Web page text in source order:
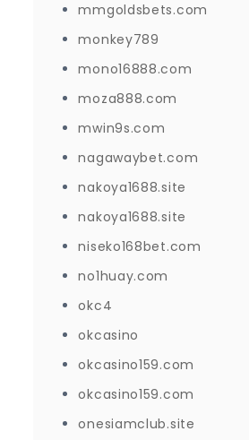
mmgoldsbets.com
monkey789
mono16888.com
moza888.com
mwin9s.com
nagawaybet.com
nakoya1688.site
nakoya1688.site
niseko168bet.com
no1huay.com
okc4
okcasino
okcasino159.com
okcasino159.com
onesiamclub.site